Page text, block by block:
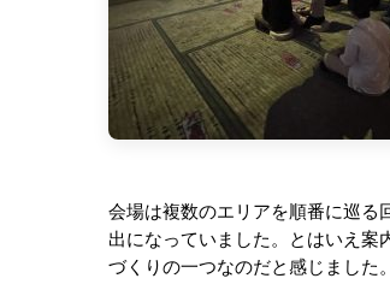
会場は複数のエリアを順番に巡る
出になっていました。とはいえ案
づくりの一つなのだと感じました。